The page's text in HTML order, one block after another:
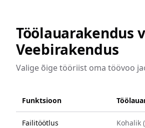
Töölauarakendus
Veebirakendus
Valige õige tööriist oma töövoo
Funktsioon
Failitöötlus Kohalik